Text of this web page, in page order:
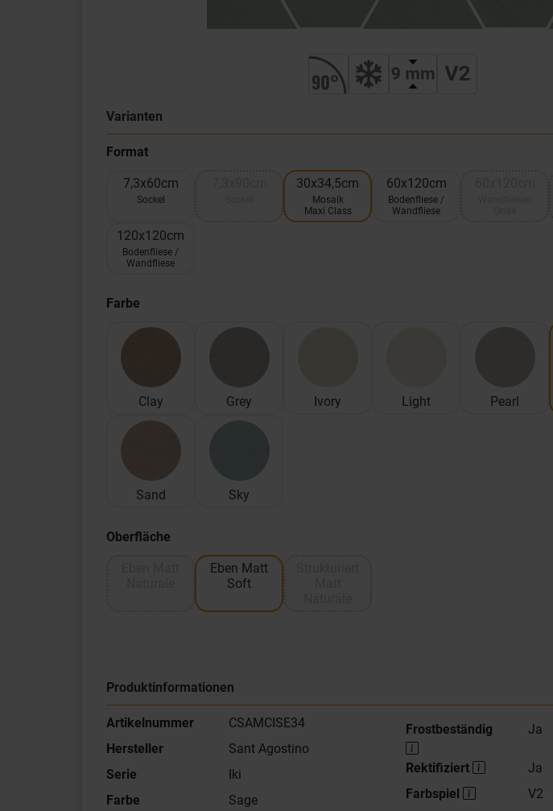
Varianten
Format
7,3x60cm
Sockel
30x34,5cm
Mosaik
Maxi Class
60x120cm
Bodenfliese /
Wandfliese
120x120cm
Bodenfliese /
Wandfliese
Farbe
Clay Grey Ivory Light Pearl
Sand Sky
Oberfläche
Eben Matt
Soft
Produktinformationen
Artikelnummer
CSAMCISE34
Hersteller
Sant Agostino
Serie
Iki
Farbe
Sage
Frostbeständig Ja
Rektifiziert
Ja
Farbspiel
V2